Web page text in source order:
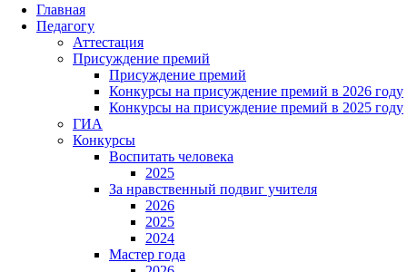
Главная
Педагогу
Аттестация
Присуждение премий
Присуждение премий
Конкурсы на присуждение премий в 2026 году
Конкурсы на присуждение премий в 2025 году
ГИА
Конкурсы
Воспитать человека
2025
За нравственный подвиг учителя
2026
2025
2024
Мастер года